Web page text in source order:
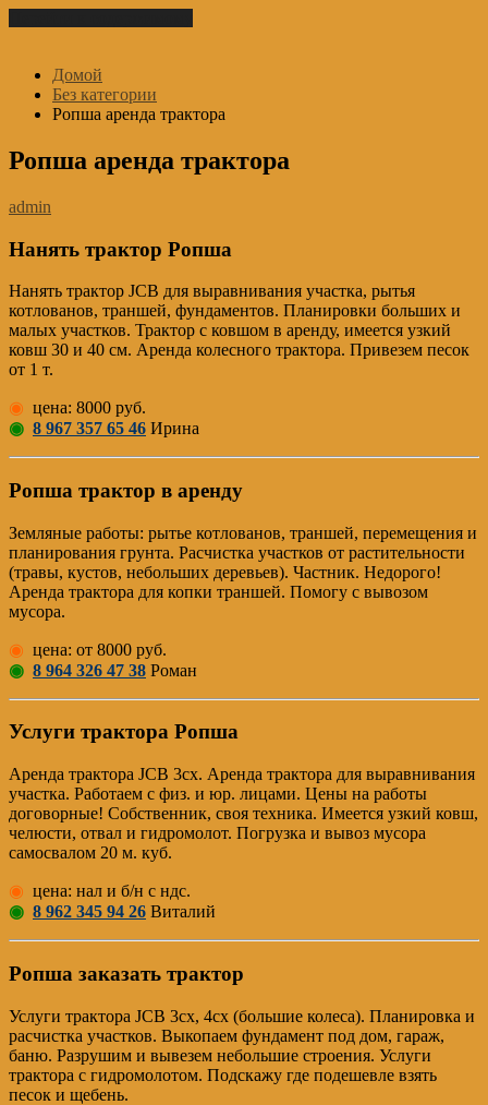
Домой
Без категории
Ропша аренда трактора
Ропша аренда трактора
admin
Нанять трактор Ропша
Нанять трактор JCB для выравнивания участка, рытья
котлованов, траншей, фундаментов. Планировки больших и
малых участков. Трактор с ковшом в аренду, имеется узкий
ковш 30 и 40 см. Аренда колесного трактора. Привезем песок
от 1 т.
◉ цена: 8000 руб.
◉ 8 967 357 65 46 Ирина
Ропша трактор в аренду
Земляные работы: рытье котлованов, траншей, перемещения и
планирования грунта. Расчистка участков от растительности
(травы, кустов, небольших деревьев). Частник. Недорого!
Аренда трактора для копки траншей. Помогу с вывозом
мусора.
◉ цена: от 8000 руб.
◉ 8 964 326 47 38 Роман
Услуги трактора Ропша
Аренда трактора JCB 3cx. Аренда трактора для выравнивания
участка. Работаем с физ. и юр. лицами. Цены на работы
договорные! Собственник, своя техника. Имеется узкий ковш,
челюсти, отвал и гидромолот. Погрузка и вывоз мусора
самосвалом 20 м. куб.
◉ цена: нал и б/н с ндс.
◉ 8 962 345 94 26 Виталий
Ропша заказать трактор
Услуги трактора JCB 3cx, 4cx (большие колеса). Планировка и
расчистка участков. Выкопаем фундамент под дом, гараж,
баню. Разрушим и вывезем небольшие строения. Услуги
трактора с гидромолотом. Подскажу где подешевле взять
песок и щебень.